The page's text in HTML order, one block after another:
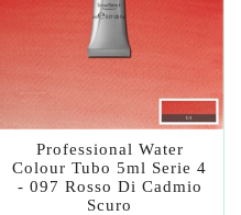
Professional Water
Colour Tubo 5ml Serie 4
- 097 Rosso Di Cadmio
Scuro